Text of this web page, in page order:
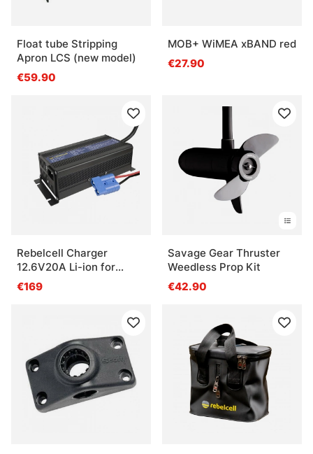
Float tube Stripping
Apron LCS (new model)
€59.90
MOB+ WiMEA xBAND red
€27.90
Rebelcell Charger
12.6V20A Li-ion for
Outdoorbox 12.70 AV
€169
Savage Gear Thruster
Weedless Prop Kit
€42.90